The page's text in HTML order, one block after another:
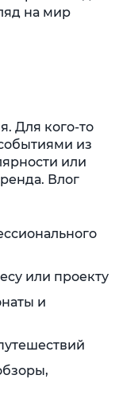
на мир
Для кого-то
из
или
Влог
или проекту
и